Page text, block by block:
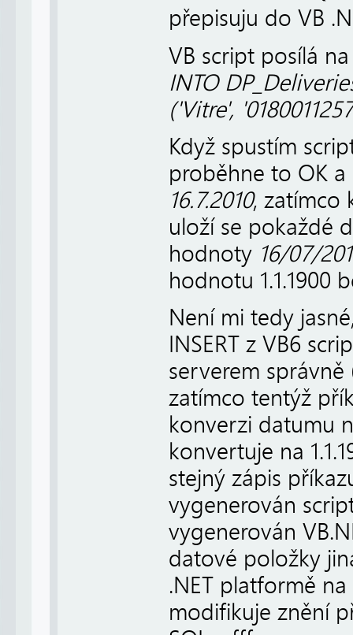
přepisuju do VB
VB script posílá
INTO
('Vitre',
Když spustím
proběhne to OK
16.7.2010, zatímco
uloží se pokaždé
hodnoty 16/07/
hodnotu 1.1.1900
Není mi tedy
INSERT z VB6
serverem správně
zatímco tentýž
konverzi datumu
konvertuje na
stejný zápis
vygenerován
vygenerován
datové položky
.NET platformě
modifikuje znění